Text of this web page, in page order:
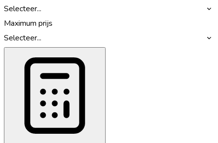
Selecteer...
Maximum prijs
Selecteer...